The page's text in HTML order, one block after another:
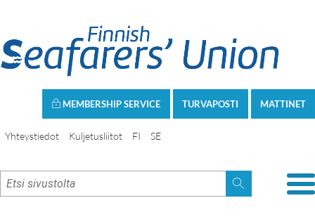
MATTINET
TURVAPOSTI
MEMBERSHIP SERVICE
Yhteystiedot Kuljetusliitot FI SE